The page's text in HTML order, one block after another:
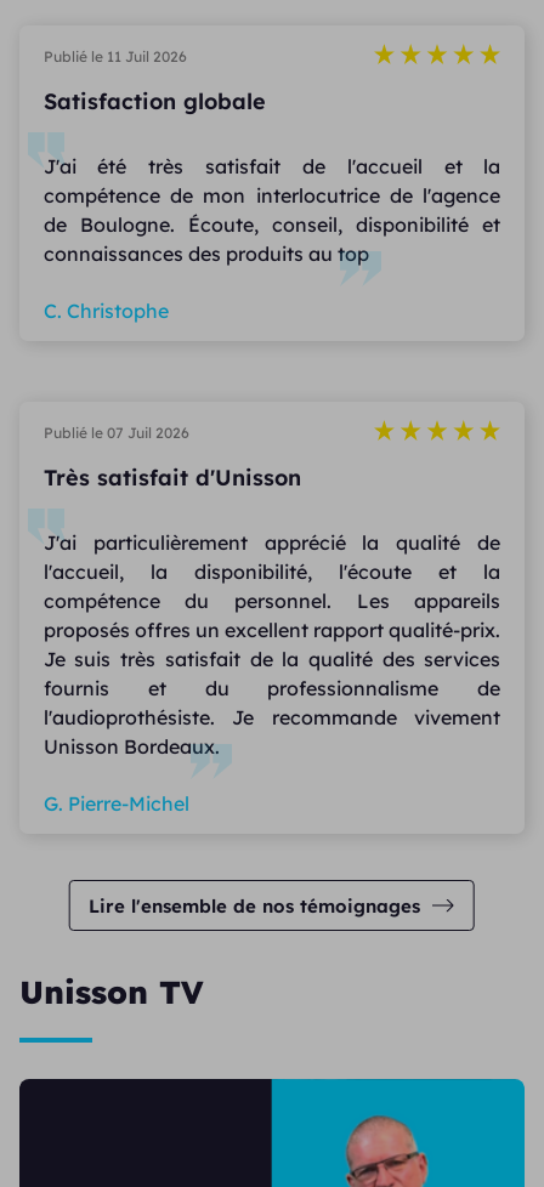
Lire l'ensemble de nos témoignages
Publié le 11 Juil 2026
Satisfaction globale
J'ai été très satisfait de l'accueil et la
compétence de mon interlocutrice de l'agence
de Boulogne. Écoute, conseil, disponibilité et
connaissances des produits au top
C. Christophe
Publié le 07 Juil 2026
Très satisfait d'Unisson
J'ai particulièrement apprécié la qualité de
l'accueil, la disponibilité, l'écoute et la
compétence du personnel. Les appareils
proposés offres un excellent rapport qualité-prix.
Je suis très satisfait de la qualité des services
fournis et du professionnalisme de
l'audioprothésiste. Je recommande vivement
Unisson Bordeaux.
G. Pierre-Michel
Unisson TV